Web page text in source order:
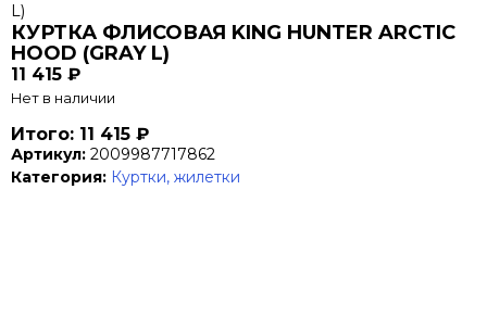
L)
КУРТКА ФЛИСОВАЯ KING HUNTER ARCTIC
HOOD (GRAY L)
11 415 ₽
Нет в наличии
Итого: 11 415 ₽
Артикул: 2009987717862
Категория: Куртки, жилетки